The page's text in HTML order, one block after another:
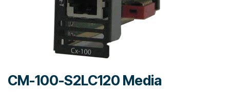
CM-100-S2LC120 Media